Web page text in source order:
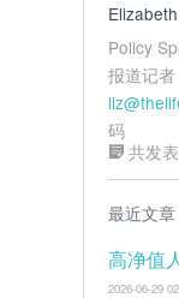
Elizabeth
Policy
报道记者
码
共发
最近文章
高净值
2026-06-29